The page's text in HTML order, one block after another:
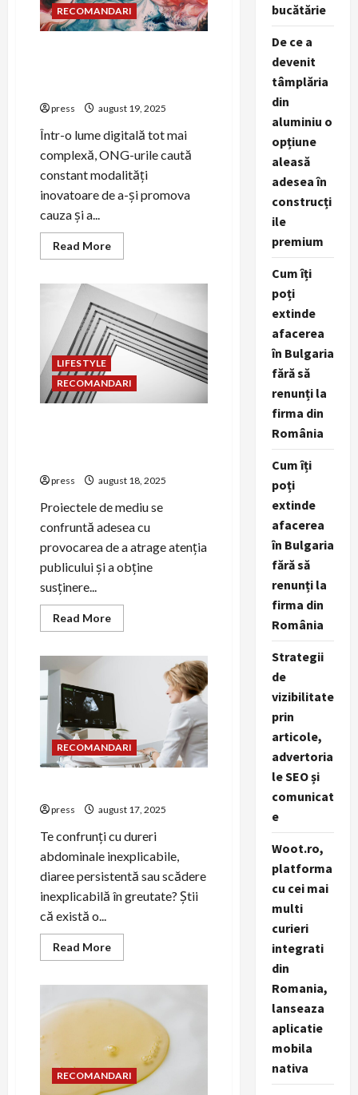
RECOMANDARI
press august 19, 2025
Într-o lume digitală tot mai
complexă, ONG-urile caută
constant modalități
inovatoare de a-și promova
cauza și a...
Read MoreRead
more
colaborezi
cu
influenceri
pentru
promovarea
ONG-
LIFESTYLE
RECOMANDARI
press august 18, 2025
Proiectele de mediu se
confruntă adesea cu
provocarea de a atrage atenția
publicului și a obține
susținere...
Read MoreRead
more
proiectele
mediu:
cum
să
atragi
susținători
RECOMANDARI
press august 17, 2025
Te confrunți cu dureri
abdominale inexplicabile,
diaree persistentă sau scădere
inexplicabilă în greutate? Știi
că există o...
Read MoreRead
more
RECOMANDARI
bucătărie
De ce a
devenit
tâmplăria
din
aluminiu o
opțiune
aleasă
adesea în
construcți
ile
premium
Cum îți
poți
extinde
afacerea
în Bulgaria
fără să
renunți la
firma din
România
Cum îți
poți
extinde
afacerea
în Bulgaria
fără să
renunți la
firma din
România
Strategii
de
vizibilitate
prin
articole,
advertoria
le SEO și
comunicat
e
Woot.ro,
platforma
cu cei mai
multi
curieri
integrati
din
Romania,
lanseaza
aplicatie
mobila
nativa